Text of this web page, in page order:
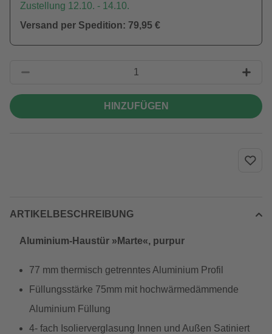
Zustellung 12.10. - 14.10.
Versand per Spedition: 79,95 €
HINZUFÜGEN
ARTIKELBESCHREIBUNG
Aluminium-Haustür »Marte«, purpur
77 mm thermisch getrenntes Aluminium Profil
Füllungsstärke 75mm mit hochwärmedämmende
Aluminium Füllung
4- fach Isolierverglasung Innen und Außen Satiniert